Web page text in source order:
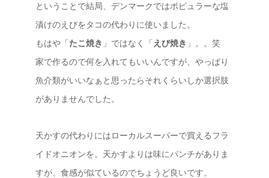
ということで結局、デンマークではポピュラーな塩
漬けのえびをタコの代わりに使いました。
もはや「 たこ焼き 」ではなく「 えび焼き 」。。笑
家で作るので何を入れてもいいんですが、やっぱり
魚介類がいいなぁと思ったらそれくらいしか選択肢
がありませんでした。
天かすの代わりにはローカルスーパーで買えるフラ
イドオニオンを。天かすよりは味にパンチがありま
すが、食感が似ているのでちょうど良いです。